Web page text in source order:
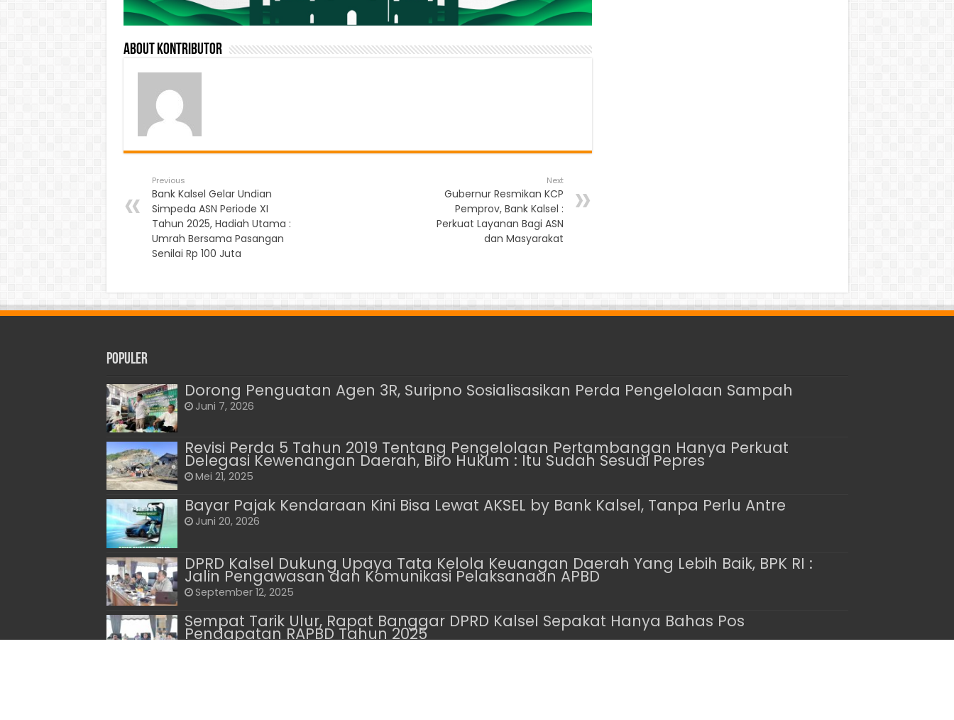
About Kontributor
Previous
Bank Kalsel Gelar Undian
Simpeda ASN Periode XI
Tahun 2025, Hadiah Utama :
Umrah Bersama Pasangan
Senilai Rp 100 Juta
Next
Gubernur Resmikan KCP
Pemprov, Bank Kalsel :
Perkuat Layanan Bagi ASN
dan Masyarakat
Populer
Dorong Penguatan Agen 3R, Suripno Sosialisasikan Perda Pengelolaan Sampah
Juni 7, 2026
Revisi Perda 5 Tahun 2019 Tentang Pengelolaan Pertambangan Hanya Perkuat
Delegasi Kewenangan Daerah, Biro Hukum : Itu Sudah Sesuai Pepres
Mei 21, 2025
Bayar Pajak Kendaraan Kini Bisa Lewat AKSEL by Bank Kalsel, Tanpa Perlu Antre
Juni 20, 2026
DPRD Kalsel Dukung Upaya Tata Kelola Keuangan Daerah Yang Lebih Baik, BPK RI :
Jalin Pengawasan dan Komunikasi Pelaksanaan APBD
September 12, 2025
Sempat Tarik Ulur, Rapat Banggar DPRD Kalsel Sepakat Hanya Bahas Pos
Pendapatan RAPBD Tahun 2025